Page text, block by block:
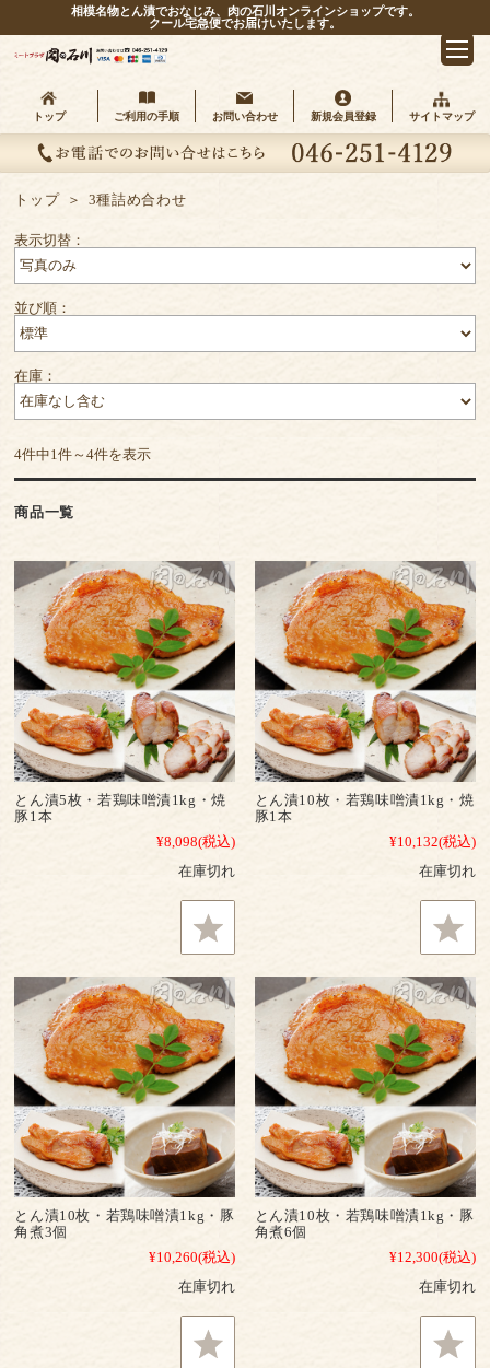
相模名物とん漬でおなじみ、肉の石川オンラインショップです。
クール宅急便でお届けいたします。
トップ ご利用の手順 お問い合わせ 新規会員登録 サイトマップ
トップ 3種詰め合わせ
表示切替：
並び順：
在庫：
4件中1件～4件を表示
商品一覧
とん漬5枚・若鶏味噌漬1kg・焼
豚1本
¥8,098(税込)
在庫切れ
とん漬10枚・若鶏味噌漬1kg・焼
豚1本
¥10,132(税込)
在庫切れ
とん漬10枚・若鶏味噌漬1kg・豚
角煮3個
¥10,260(税込)
在庫切れ
とん漬10枚・若鶏味噌漬1kg・豚
角煮6個
¥12,300(税込)
在庫切れ
商品カテゴリ